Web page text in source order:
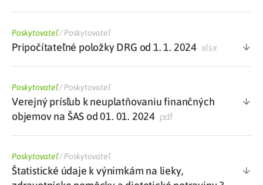
Poskytovateľ/Poskytovateľ
Pripočítateľné položky DRG od 1. 1. 2024 xlsx
Poskytovateľ/Poskytovateľ
Verejný prísľub k neuplatňovaniu finančných
objemov na ŠAS od 01. 01. 2024 pdf
Poskytovateľ/Poskytovateľ
Štatistické údaje k výnimkám na lieky,